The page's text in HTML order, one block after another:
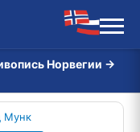
Норвегии →
Мунк